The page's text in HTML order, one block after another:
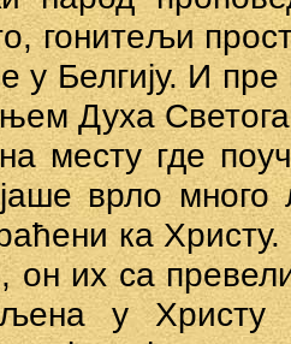
гонитељи
у Белгију. И
Духа
месту где
врло много
ка
он их са
у Христу